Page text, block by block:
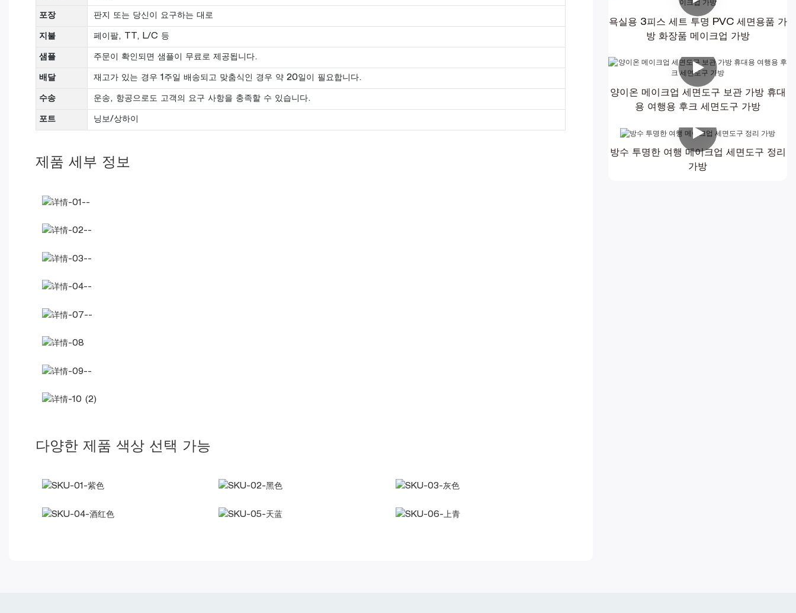
포장 판지 또는 당신이 요구하는 대로
지불 페이팔, TT, L/C 등
샘플 주문이 확인되면 샘플이 무료로 제공됩니다.
배달 재고가 있는 경우 1주일 배송되고 맞춤식인 경우 약 20일이 필요합니다.
수송 운송, 항공으로도 고객의 요구 사항을 충족할 수 있습니다.
포트 닝보/상하이
제품 세부 정보
다양한 제품 색상 선택 가능
욕실용 3피스 세트 투명 PVC 세면용품 가
방 화장품 메이크업 가방
양이온 메이크업 세면도구 보관 가방 휴대
용 여행용 후크 세면도구 가방
방수 투명한 여행 메이크업 세면도구 정리
가방